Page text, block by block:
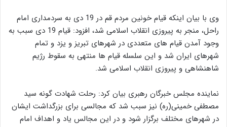
وی با بیان اینکه قیام خونین مردم قم در 19 دی به سردمداری امام
راحل، منجر به پیروزی انقلاب اسلامی شد، افزود: قیام 19 دی سبب به
وجود آمدن قیام های متعددی در شهرهای تبریز و یزد و تمام
شهرهای ایران شد و این سلسله قیام ها منتهی به سقوط رژیم
شاهنشاهی و پیروزی انقلاب اسلامی شد.
نماینده مجلس خبرگان رهبری بیان کرد: رحلت شهادت گونه سید
مصطفی خمینی(ره) نیز سبب شد که مجالسی برای بزرگداشت ایشان
در شهرهای مختلف برگزار شود و در این مجالس یاد و اهداف امام